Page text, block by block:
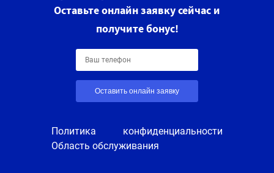
Оставьте онлайн заявку сейчас и
получите бонус!
Оставить онлайн заявку
Политика конфиденциальности
Область обслуживания